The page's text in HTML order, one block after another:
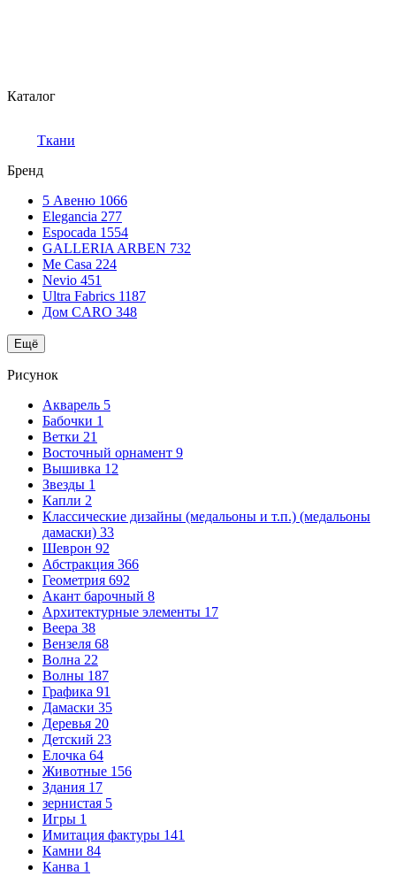
Каталог
Ткани
Бренд
5 Авеню 1066
Elegancia 277
Espocada 1554
GALLERIA ARBEN 732
Me Casa 224
Nevio 451
Ultra Fabrics 1187
Дом CARO 348
Ещё
Рисунок
Акварель 5
Бабочки 1
Ветки 21
Восточный орнамент 9
Вышивка 12
Звезды 1
Капли 2
Классические дизайны (медальоны и т.п.) (медальоны
дамаски) 33
Шеврон 92
Абстракция 366
Геометрия 692
Акант барочный 8
Архитектурные элементы 17
Веера 38
Вензеля 68
Волна 22
Волны 187
Графика 91
Дамаски 35
Деревья 20
Детский 23
Елочка 64
Животные 156
Здания 17
зернистая 5
Игры 1
Имитация фактуры 141
Камни 84
Канва 1